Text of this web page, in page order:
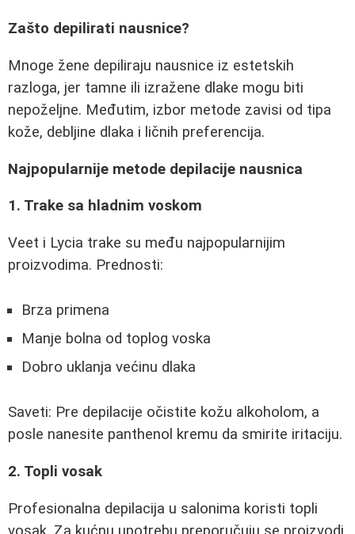
Zašto depilirati nausnice?
Mnoge žene depiliraju nausnice iz estetskih
razloga, jer tamne ili izražene dlake mogu biti
nepoželjne. Međutim, izbor metode zavisi od tipa
kože, debljine dlaka i ličnih preferencija.
Najpopularnije metode depilacije nausnica
1. Trake sa hladnim voskom
Veet i Lycia trake su među najpopularnijim
proizvodima. Prednosti:
Brza primena
Manje bolna od toplog voska
Dobro uklanja većinu dlaka
Saveti: Pre depilacije očistite kožu alkoholom, a
posle nanesite panthenol kremu da smirite iritaciju.
2. Topli vosak
Profesionalna depilacija u salonima koristi topli
vosak. Za kućnu upotrebu preporučuju se proizvodi